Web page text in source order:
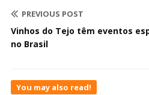
PREVIOUS POST
Vinhos do Tejo têm eventos
no Brasil
You may also read!